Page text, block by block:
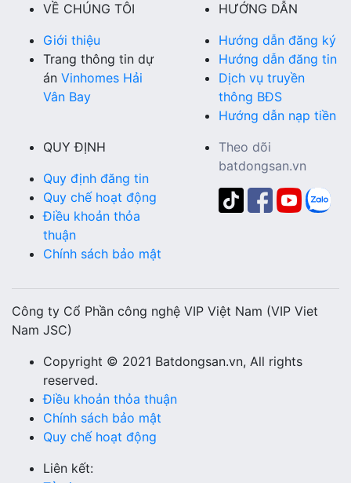
VỀ CHÚNG TÔI
Giới thiệu
Trang thông tin dự
án Vinhomes Hải
Vân Bay
HƯỚNG DẪN
Hướng dẫn đăng ký
Hướng dẫn đăng tin
Dịch vụ truyền
thông BĐS
Hướng dẫn nạp tiền
QUY ĐỊNH
Quy định đăng tin
Quy chế hoạt động
Điều khoản thỏa
thuận
Chính sách bảo mật
Theo dõi
batdongsan.vn
Công ty Cổ Phần công nghệ VIP Việt Nam (VIP Viet
Nam JSC)
Copyright © 2021 Batdongsan.vn, All rights
reserved.
Điều khoản thỏa thuận
Chính sách bảo mật
Quy chế hoạt động
Liên kết: